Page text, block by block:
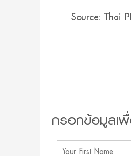
Source: Thai
กรอกข้อมูลเ